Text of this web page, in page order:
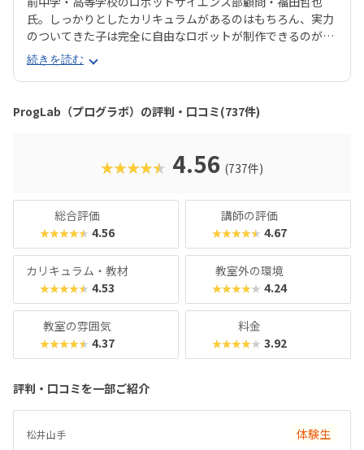
氏。しっかりとしたカリキュラムがあるのはもちろん、実力
のついてきた子は完全に自由なロボットが制作できるのが魅
力！教室の都合に合わせるのではなく、子どもの興味・関心
に合わせた学習ができるので、「ちょっとずつロボットに詳
しくなりたい♪」なんてお子さんはもちろん、「将来はぜ
ひ、エンジニアに」という本格志向のお子さんも大満足間違
いなしです。また、プログラボでは、時代に合わせて常に新
ものづくりを楽しめる「プログラボ クリエイターズ」、新聞
記者のメソッドで読解力や表現力を養う「ロジカルリーディ
オンライン英語講座「Global STEAM Program”InterEd”」
など、多彩な学びの機会を提供です。経営基盤が堅固だから
こそ、流行りすたりに惑わされない「本物」の教育が受けら
れるスクールと言えるでしょう。本格派ではあるものの、ク
ラス内は和気あいあいとした楽しい雰囲気なので、ぜひ気軽
にお近くの教室を訪れてみてくださいね。
続きを読む
ProgLab（プログラボ）の評判・口コミ(737件)
★★★★★ 4.56 (737件)
総合評価
★★★★★ 4.56
講師の評価
★★★★★ 4.67
カリキュラム・教材
★★★★★ 4.53
教室外の環境
★★★★★ 4.24
教室の雰囲気
★★★★★ 4.37
料金
★★★★★ 3.92
評判・口コミを一部ご紹介
松井山手 体験生